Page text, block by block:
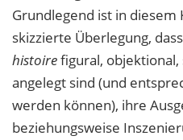
Grundlegend ist in diesem
skizzierte Überlegung,
histoirefigural,
angelegt sind (und
werden können), ihre
beziehungsweise